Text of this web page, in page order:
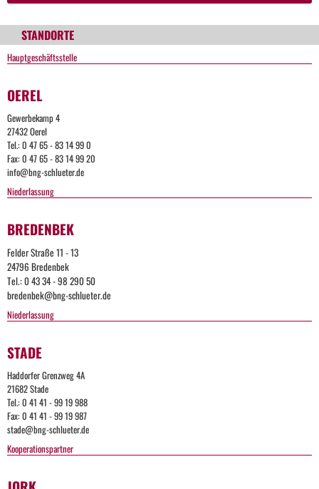
STANDORTE
Hauptgeschäftsstelle
OEREL
Gewerbekamp 4
27432 Oerel
Tel.: 0 47 65 - 83 14 99 0
Fax: 0 47 65 - 83 14 99 20
info@bng-schlueter.de
Niederlassung
BREDENBEK
Felder Straße 11 - 13
24796 Bredenbek
Tel.: 0 43 34 - 98 290 50
bredenbek@bng-schlueter.de
Niederlassung
STADE
Haddorfer Grenzweg 4A
21682 Stade
Tel.: 0 41 41 - 99 19 988
Fax: 0 41 41 - 99 19 987
stade@bng-schlueter.de
Kooperationspartner